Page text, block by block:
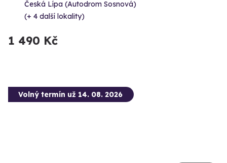
Česká Lípa (Autodrom Sosnová)
(+ 4 další lokality)
1 490 Kč
Volný termín už 14. 08. 2026